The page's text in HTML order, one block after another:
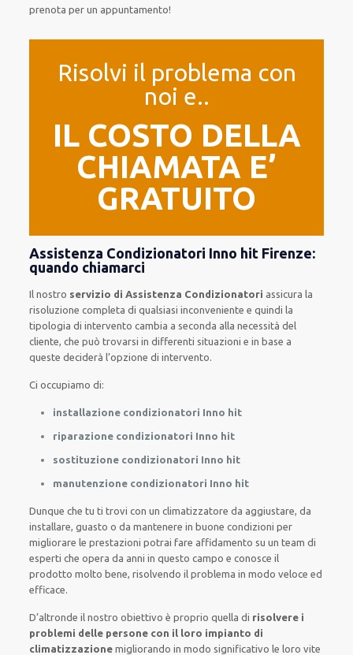
prenota per un appuntamento!
Risolvi il problema con
noi e..
IL COSTO DELLA
CHIAMATA E’
GRATUITO
Assistenza Condizionatori Inno hit Firenze:
quando chiamarci
Il nostro servizio di Assistenza Condizionatori assicura la
risoluzione completa di qualsiasi inconveniente e quindi la
tipologia di intervento cambia a seconda alla necessità del
cliente, che può trovarsi in differenti situazioni e in base a
queste deciderà l’opzione di intervento.
Ci occupiamo di:
installazione condizionatori Inno hit
riparazione condizionatori Inno hit
sostituzione condizionatori Inno hit
manutenzione condizionatori Inno hit
Dunque che tu ti trovi con un climatizzatore da aggiustare, da
installare, guasto o da mantenere in buone condizioni per
migliorare le prestazioni potrai fare affidamento su un team di
esperti che opera da anni in questo campo e conosce il
prodotto molto bene, risolvendo il problema in modo veloce ed
efficace.
D’altronde il nostro obiettivo è proprio quella di risolvere i
problemi delle persone con il loro impianto di
climatizzazione migliorando in modo significativo le loro vite